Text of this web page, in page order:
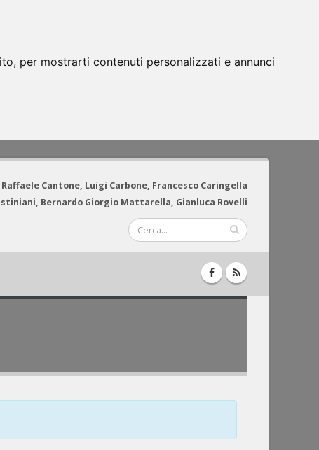
per mostrarti contenuti personalizzati e annunci
Cantone, Luigi Carbone, Francesco Caringella
Bernardo Giorgio Mattarella, Gianluca Rovelli